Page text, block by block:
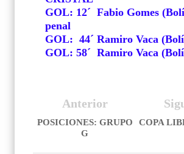
GOL: 12´ Fabio Gomes
penal
GOL: 44´ Ramiro Vaca
GOL: 58´ Ramiro Vaca
COPA
Anterior
POSICIONES: GRUPO
G